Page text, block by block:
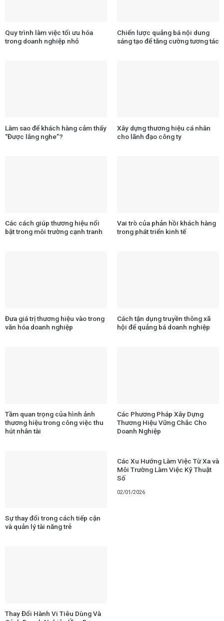
Quy trình làm việc tối ưu hóa
trong doanh nghiệp nhỏ
Chiến lược quảng bá nội dung
sáng tạo để tăng cường tương tác
Làm sao để khách hàng cảm thấy
“Được lắng nghe”?
Xây dựng thương hiệu cá nhân
cho lãnh đạo công ty
Các cách giúp thương hiệu nổi
bật trong môi trường cạnh tranh
Vai trò của phản hồi khách hàng
trong phát triển kinh tế
Đưa giá trị thương hiệu vào trong
văn hóa doanh nghiệp
Cách tận dụng truyền thông xã
hội để quảng bá doanh nghiệp
Tầm quan trọng của hình ảnh
thương hiệu trong công việc thu
hút nhân tài
Các Phương Pháp Xây Dựng
Thương Hiệu Vững Chắc Cho
Doanh Nghiệp
Sự thay đổi trong cách tiếp cận
và quản lý tài năng trẻ
Các Xu Hướng Làm Việc Từ Xa và
Môi Trường Làm Việc Kỹ Thuật
Số
02/01/2026
Thay Đổi Hành Vi Tiêu Dùng Và